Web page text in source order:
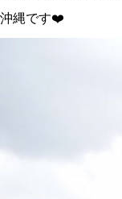
沖縄です❤️